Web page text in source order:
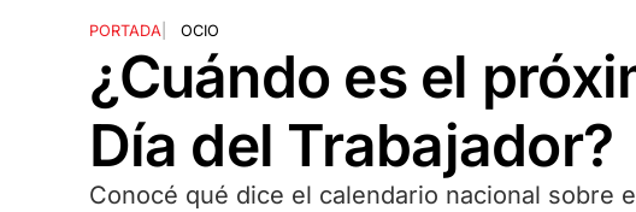
PORTADA| OCIO
¿Cuándo es el
Día del Trabajador?
Conocé qué dice el calendario nacional sobre